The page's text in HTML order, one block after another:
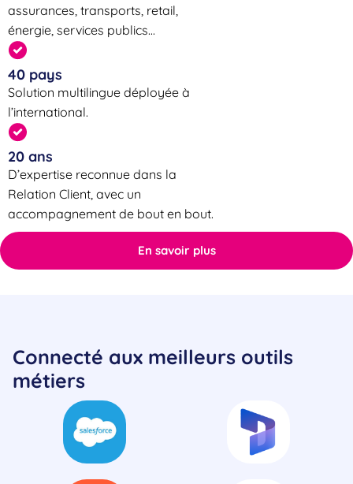
assurances, transports, retail,
énergie, services publics...
40 pays
Solution multilingue déployée à
l’international.
20 ans
D’expertise reconnue dans la
Relation Client, avec un
accompagnement de bout en bout.
En savoir plus
Connecté aux meilleurs outils
métiers